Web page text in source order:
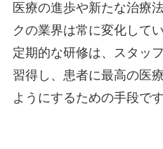
医療の進歩や新たな治療
クの業界は常に変化してい
定期的な研修は、スタッ
習得し、患者に最高の医
ようにするための手段です